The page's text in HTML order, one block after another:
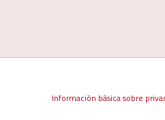
Información básica sobre